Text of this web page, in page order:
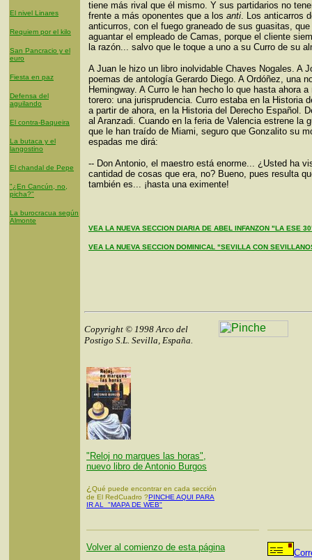
El nivel Linares
Requiem por el kilo
San Pancracio y el
euro
Fiesta en paz
Defensa del
aguilando
El contra-Baqueira
La butaca y el
langostino
El chandal de Pepe
"¿En Cancún, no,
picha?"
La burocracua según
Almonte
tiene más rival que él mismo. Y sus partidarios no
frente a más oponentes que a los anti. Los anticarros
anticurros, con el fuego graneado de sus guasitas, que
aguantar el empleado de Camas, porque el cliente
la razón... salvo que le toque a uno a su Curro de su
A Juan le hizo un libro inolvidable Chaves Nogales. A
poemas de antología Gerardo Diego. A Ordóñez, una
Hemingway. A Curro le han hecho lo que hasta ahora a
torero: una jurisprudencia. Curro estaba en la Historia
a partir de ahora, en la Historia del Derecho Español.
al Aranzadi. Cuando en la feria de Valencia estrene la
que le han traído de Miami, seguro que Gonzalito su
espadas me dirá:
-- Don Antonio, el maestro está enorme... ¿Usted ha
cantidad de cosas que era, no? Bueno, pues resulta
también es... ¡hasta una eximente!
VEA LA NUEVA SECCION DIARIA DE ABEL INFANZON "LA ESE
VEA LA NUEVA SECCION DOMINICAL "SEVILLA CON
Copyright © 1998 Arco del
Postigo S.L. Sevilla, España.
"Reloj no marques las horas",
nuevo libro de Antonio Burgos
¿ Qué puede encontrar en cada sección
de El RedCuadro ?PINCHE AQUI PARA
IR AL "MAPA DE WEB"
Volver al comienzo de esta página